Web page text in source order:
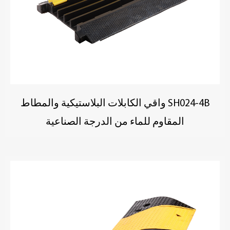
SH024-4B واقي الكابلات البلاستيكية والمطاط
المقاوم للماء من الدرجة الصناعية